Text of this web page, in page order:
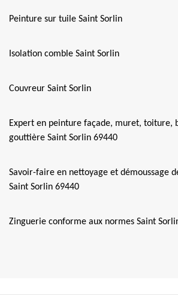
Peinture sur tuile Saint Sorlin
Isolation comble Saint Sorlin
Couvreur Saint Sorlin
Expert en peinture façade, muret, toiture,
gouttière Saint Sorlin 69440
Savoir-faire en nettoyage et démoussage
Saint Sorlin 69440
Zinguerie conforme aux normes Saint